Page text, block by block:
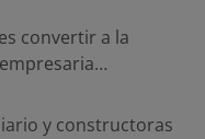
convertir a la
y constructoras